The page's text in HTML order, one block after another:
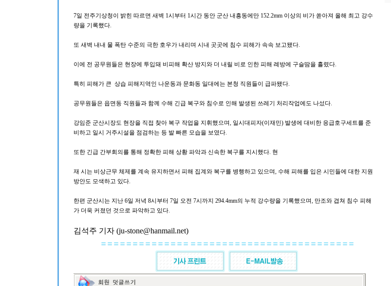
7일 전주기상청이 밝힌 따르면 새벽 1시부터 1시간 동안 군산 내흥동에만 152.2mm 이상의 비가 쏟아져 올해 최고 강수
량을 기록했다.
또 새벽 내내 물 폭탄 수준의 극한 호우가 내리며 시내 곳곳에 침수 피해가 속속 보고됐다.
이에 전 공무원들은 현장에 투입돼 비피해 확산 방지와 더 내릴 비로 인한 피해 례방에 구슬땀을 흘렸다.
특히 피해가 큰 상습 피해지역인 나운동과 문화동 일대에는 본청 직원들이 급파됐다.
공무원들은 읍면동 직원들과 함께 수해 긴급 복구와 침수로 인해 발생된 쓰레기 처리작업에도 나섰다.
강임준 군산시장도 현장을 직접 찾아 복구 작업을 지휘했으며, 일시대피자(이재민) 발생에 대비한 응급호구세트를 준
비하고 일시 거주시설을 점검하는 등 발 빠른 모습을 보였다.
또한 긴급 간부회의를 통해 정확한 피해 상황 파악과 신속한 복구를 지시했다. 현
재 시는 비상근무 체제를 계속 유지하면서 피해 집계와 복구를 병행하고 있으며, 수해 피해를 입은 시민들에 대한 지원
방안도 모색하고 있다.
한편 군산시는 지난 6일 저녁 8시부터 7일 오전 7시까지 294.4mm의 누적 강수량을 기록했으며, 만조와 겹쳐 침수 피해
가 더욱 커졌던 것으로 파악하고 있다.
김석주 기자 (ju-stone@hanmail.net)